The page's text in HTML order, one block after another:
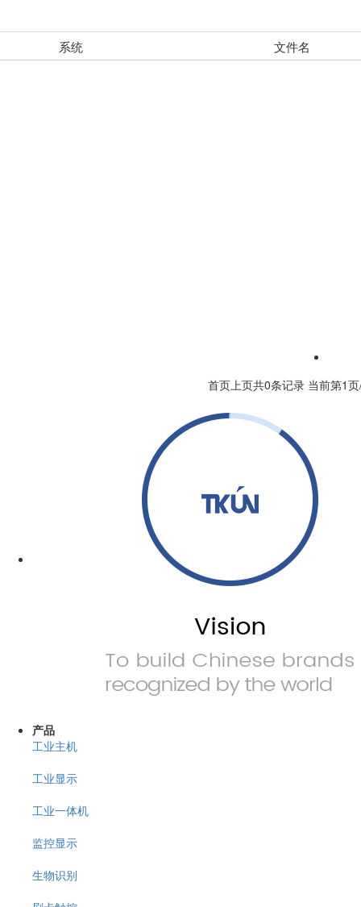
系统 文件名
首页上页共0条记录 当前第1
产品
工业主机
工业显示
工业一体机
监控显示
生物识别